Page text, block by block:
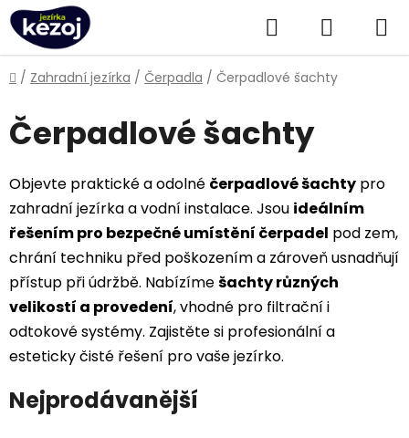
Přejít
na
obsah
Hledat
KOŠÍK
Domů
/ Zahradní jezírka / Čerpadla / Čerpadlové šachty
Čerpadlové šachty
Objevte praktické a odolné čerpadlové šachty pro
zahradní jezírka a vodní instalace. Jsou ideálním
řešením pro bezpečné umístění čerpadel pod zem,
chrání techniku před poškozením a zároveň usnadňují
přístup při údržbě. Nabízímešachty různých
velikostí a provedení, vhodné pro filtrační i
odtokové systémy. Zajistěte si profesionální a
esteticky čisté řešení pro vaše jezírko.
Nejprodávanější